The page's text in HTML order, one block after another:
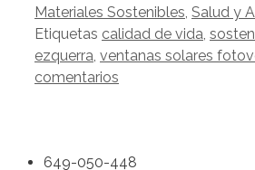
Materiales Sostenibles Salud y
Etiquetas calidad de vida
ezquerra ventanas solares
comentarios
649-050-448